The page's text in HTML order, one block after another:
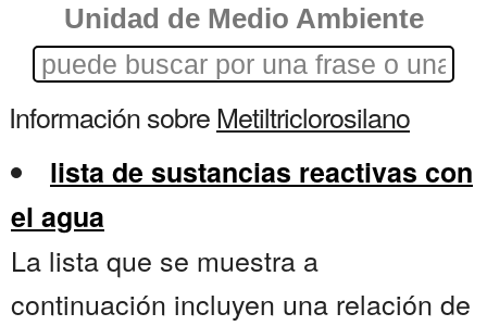
Unidad de Medio Ambiente
Información sobreMetiltriclorosilano
lista de sustancias reactivas con
el agua
La lista que se muestra a
continuación incluyen una relación de